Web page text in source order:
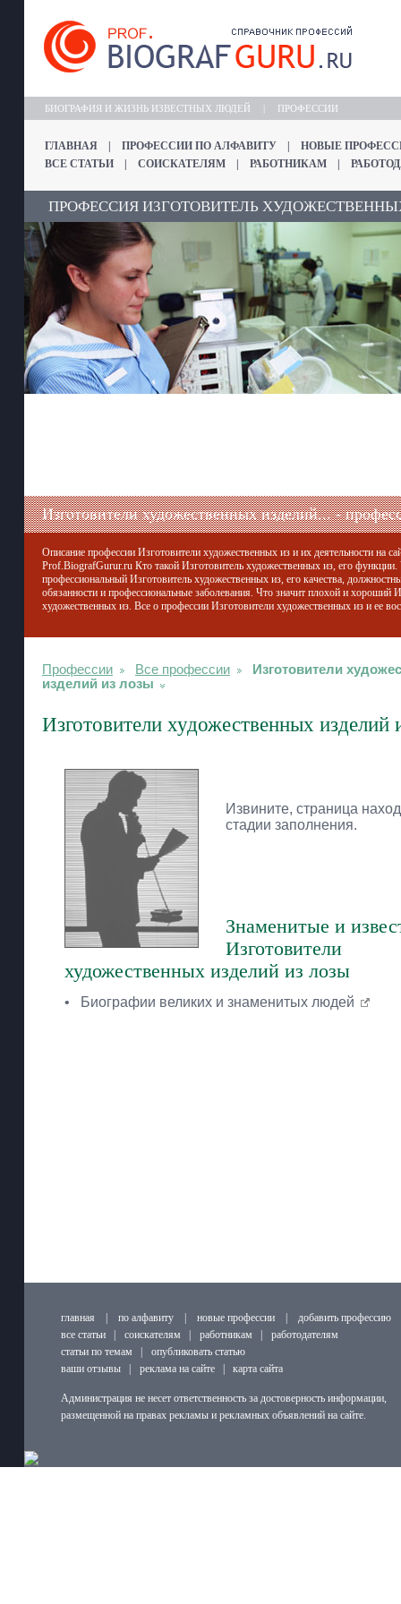
БИОГРАФИЯ И ЖИЗНЬ ИЗВЕСТНЫХ ЛЮДЕЙ ПРОФЕССИИ
ГЛАВНАЯ ПРОФЕССИИ ПО АЛФАВИТУ
НОВЫЕ
ВСЕ СТАТЬИ
СОИСКАТЕЛЯМ РАБОТНИКАМ
ПРОФЕССИЯ ИЗГОТОВИТЕЛЬ
Изготовители художественных изделий... -
Описание профессии Изготовители художественных из и их деятельности на
Prof.BiografGurur.ru Кто такой Изготовитель художественных из, его функции.
профессиональный Изготовитель художественных из, его качества,
обязанности и профессиональные заболевания. Что значит плохой и хороший
художественных из. Все о профессии Изготовители художественных из и ее
Профессии Все профессии
Изготовители
изделий из лозы
Изготовители художественных изделий
Извините, страница
стадии заполнения.
Знаменитые и
Изготовители
художественных изделий из лозы
• Биографии великих и знаменитых людей
главная по алфавиту новые профессии
добавить профессию
все статьи
соискателям работникам
работодателям
статьи по темам
опубликовать статью
ваши отзывы
реклама на сайте карта сайта
Администрация не несет ответственность за достоверность информации,
размещенной на правах рекламы и рекламных объявлений на сайте.